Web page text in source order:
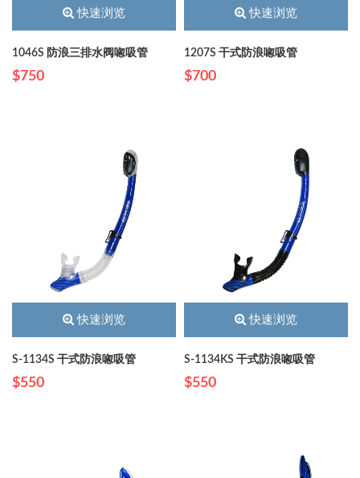
快速浏览
1046S 防浪三排水阀唿吸管
$750
快速浏览
1207S 干式防浪唿吸管
$700
快速浏览
S-1134S 干式防浪唿吸管
$550
快速浏览
S-1134KS 干式防浪唿吸管
$550